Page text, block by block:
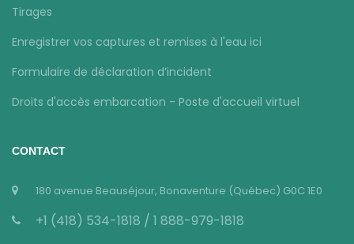
Tirages
Enregistrer vos captures et remises à l'eau ici
Formulaire de déclaration d’incident
Droits d'accès embarcation - Poste d'accueil virtuel
CONTACT
180 avenue Beauséjour, Bonaventure (Québec) G0C 1E0
+1 (418) 534-1818 / 1 888-979-1818